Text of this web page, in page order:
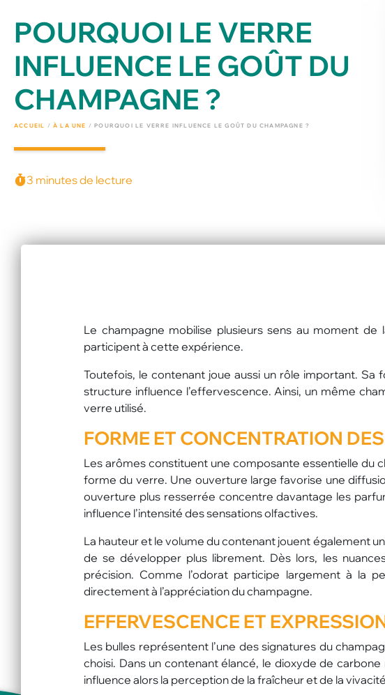
POURQUOI LE VERRE
INFLUENCE LE GOÛT DU
CHAMPAGNE ?
ACCUEIL /À LA UNE /POURQUOI LE VERRE INFLUENCE LE GOÛT DU CHAMPAGNE ?
3 minutes de lecture
Le champagne mobilise plusieurs sens au moment
participent à cette expérience.
Toutefois, le contenant joue aussi un rôle important.
structure influence l’effervescence. Ainsi, un même
verre utilisé.
FORME ET CONCENTRATION
Les arômes constituent une composante essentielle du
forme du verre. Une ouverture large favorise une
ouverture plus resserrée concentre davantage les
influence l’intensité des sensations olfactives.
La hauteur et le volume du contenant jouent également
de se développer plus librement. Dès lors, les
précision. Comme l’odorat participe largement à la
directement à l’appréciation du champagne.
EFFERVESCENCE ET
Les bulles représentent l’une des signatures du
choisi. Dans un contenant élancé, le dioxyde de
influence alors la perception de la fraîcheur et de la